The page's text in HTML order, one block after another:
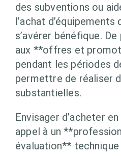
des subventions ou
l’achat
s’avérer bénéfique.
aux **offres et
pendant les périodes
permettre de réaliser
substantielles.
Envisager d’acheter
appel à un
évaluation**